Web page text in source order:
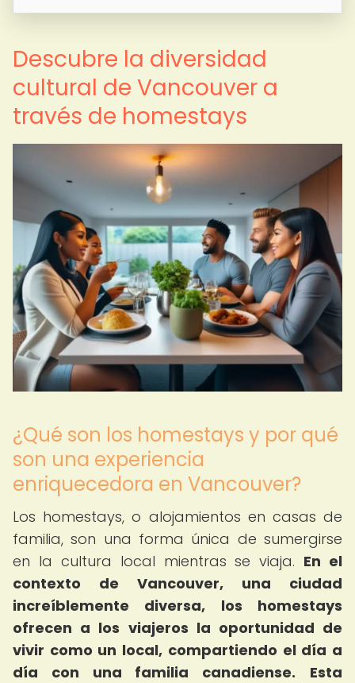
Descubre la diversidad
cultural de Vancouver a
través de homestays
¿Qué son los homestays y por qué
son una experiencia
enriquecedora en Vancouver?
Los homestays, o alojamientos en casas de
familia, son una forma única de sumergirse
en la cultura local mientras se viaja. En el
contexto de Vancouver, una ciudad
increíblemente diversa, los homestays
ofrecen a los viajeros la oportunidad de
vivir como un local, compartiendo el día a
día con una familia canadiense.
Esta